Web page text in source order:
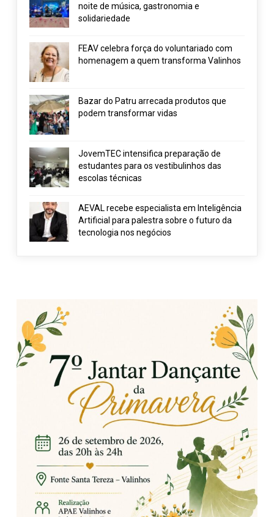
noite de música, gastronomia e
solidariedade
FEAV celebra força do voluntariado com
homenagem a quem transforma Valinhos
Bazar do Patru arrecada produtos que
podem transformar vidas
JovemTEC intensifica preparação de
estudantes para os vestibulinhos das
escolas técnicas
AEVAL recebe especialista em Inteligência
Artificial para palestra sobre o futuro da
tecnologia nos negócios